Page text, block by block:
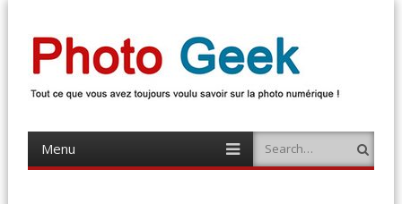
Photo Geek
Menu
content
Search